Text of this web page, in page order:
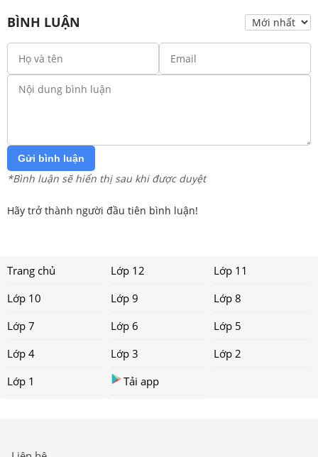
BÌNH LUẬN
Gửi bình luận
*Bình luận sẽ hiển thị sau khi được duyệt
Hãy trở thành người đầu tiên bình luận!
Trang chủ Lớp 12
Lớp 11
Lớp 10
Lớp 9
Lớp 8
Lớp 7
Lớp 6
Lớp 5
Lớp 4
Lớp 3
Lớp 2
Lớp 1
Tải app